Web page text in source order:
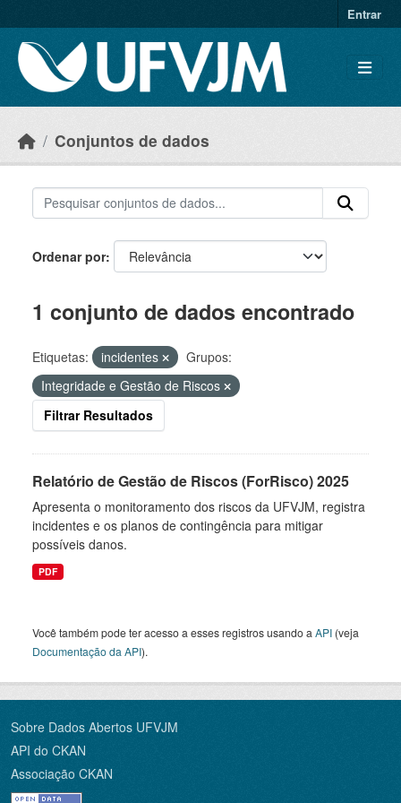
Entrar
Conjuntos de dados
Ordenar por
1 conjunto de dados encontrado
Etiquetas: incidentes
Grupos:
Integridade e Gestão de Riscos
Filtrar Resultados
Relatório de Gestão de Riscos (ForRisco) 2025
Apresenta o monitoramento dos riscos da UFVJM, registra
incidentes e os planos de contingência para mitigar
possíveis danos.
PDF
Você também pode ter acesso a esses registros usando a API (veja
Documentação da API).
Sobre Dados Abertos UFVJM
API do CKAN
Associação CKAN